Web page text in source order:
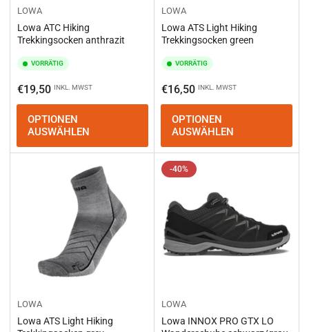
LOWA
Lowa ATC Hiking
Trekkingsocken anthrazit
VORRÄTIG
Normaler
Preis
€19,50 INKL. MWST
OPTIONEN
AUSWÄHLEN
LOWA
Lowa ATS Light Hiking
Trekkingsocken green
VORRÄTIG
Normaler
Preis
€16,50 INKL. MWST
OPTIONEN
AUSWÄHLEN
LOWA
Lowa ATS Light Hiking
-40%
LOWA
Lowa INNOX PRO GTX LO